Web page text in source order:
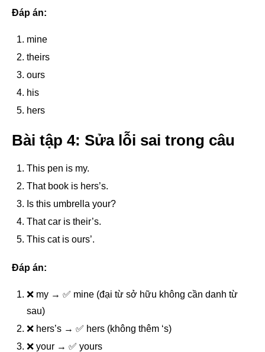
Đáp án:
mine
theirs
ours
his
hers
Bài tập 4: Sửa lỗi sai trong câu
This pen is my.
That book is hers’s.
Is this umbrella your?
That car is their’s.
This cat is ours’.
Đáp án:
❌ my → ✅ mine (đại từ sở hữu không cần danh từ
sau)
❌ hers’s → ✅ hers (không thêm ‘s)
❌ your → ✅ yours